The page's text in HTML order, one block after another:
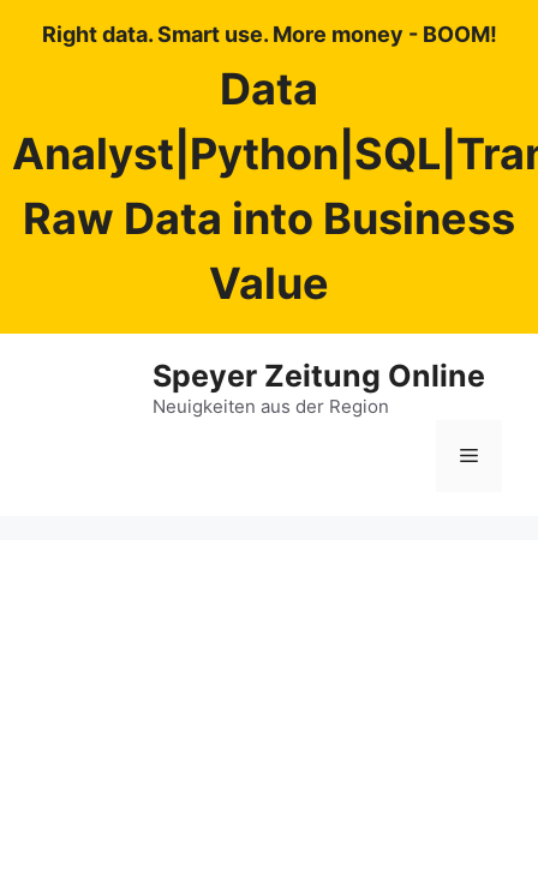
Right data. Smart use. More money - BOOM!
Data
Raw Data into Business
Value
Speyer Zeitung Online
Neuigkeiten aus der Region
Menü